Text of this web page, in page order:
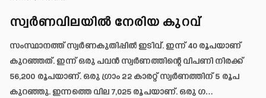
സ്വർണവിലയിൽ നേരിയ കുറവ്
സംസ്ഥാനത്ത് സ്വർണകുതിപ്പിൽ ഇടിവ്. ഇന്ന് 40 രൂപയാണ്
കുറഞ്ഞത്. ഇന്ന് ഒരു പവൻ സ്വർണത്തിന്റെ വിപണി നിരക്ക്
56,200 രൂപയാണ്. ഒരു ഗ്രാം 22 കാരറ്റ് സ്വർണത്തിന് 5 രൂപ
കുറഞ്ഞു. ഇന്നത്തെ വില 7,025 രൂപയാണ്. ഒരു ഗ…